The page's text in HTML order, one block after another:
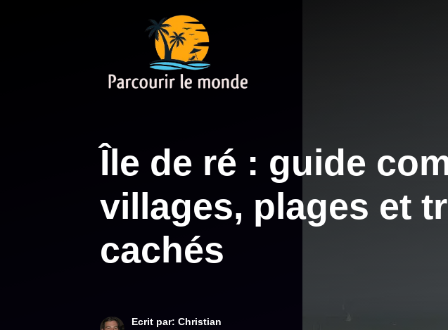
Île de ré : guide
villages, plages et
cachés
Ecrit par: Christian